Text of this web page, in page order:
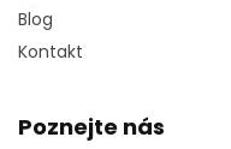
Blog
Kontakt
Poznejte nás